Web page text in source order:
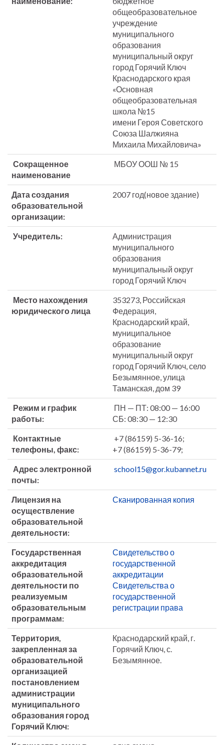
общеобразовательное
учреждение
муниципального
образования
муниципальный округ
город Горячий Ключ
Краснодарского края
«Основная
общеобразовательная
школа №15
имени Героя Советского
Союза Шалжияна
Михаила Михайловича»
Сокращенное
наименование
МБОУ ООШ № 15
Дата создания
образовательной
организации:
2007 год(новое здание)
Учредитель:
Администрация
муниципального
образования
муниципальный округ
город Горячий Ключ
Место нахождения
юридического лица
353273, Российская
Федерация,
Краснодарский край,
муниципальное
образование
муниципальный округ
город Горячий Ключ, село
Безымянное, улица
Таманская, дом 39
Режим и график
работы:
ПН — ПТ: 08:00 — 16:00
СБ: 08:30 — 12:30
Контактные
телефоны, факс:
+7 (86159) 5-36-16;
+7 (86159) 5-36-79;
Адрес электронной
почты:
school15@gor.kubannet.ru
Лицензия на
осуществление
образовательной
деятельности:
Сканированная копия
Государственная
аккредитация
образовательной
деятельности по
реализуемым
образовательным
программам:
Свидетельство о
государственной
аккредитации
Свидетельства о
государственной
регистрации права
Территория,
закрепленная за
образовательной
организацией
постановлением
администрации
муниципального
образования город
Горячий Ключ:
Краснодарский край, г.
Горячий Ключ, с.
Безымянное.